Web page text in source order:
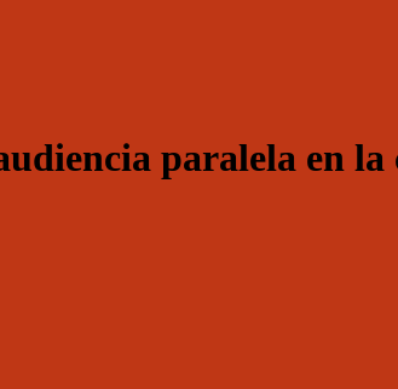
paralela en la